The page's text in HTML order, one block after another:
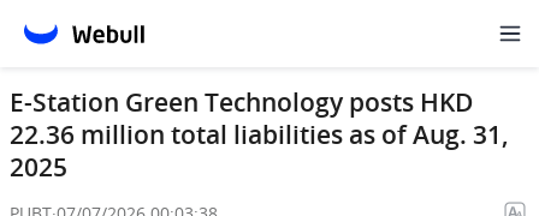
E-Station Green Technology posts HKD
22.36 million total liabilities as of Aug. 31,
2025